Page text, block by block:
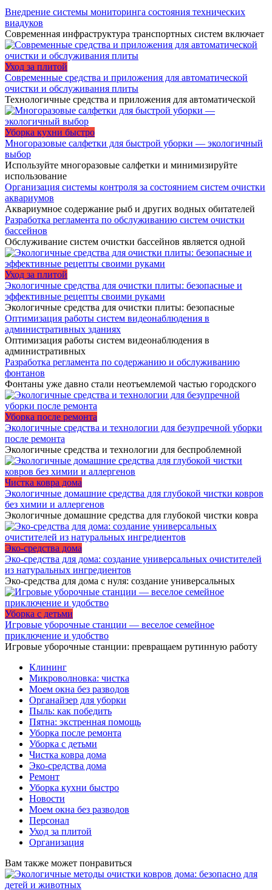
Внедрение системы мониторинга состояния технических
виадуков
Современная инфраструктура транспортных систем включает
Уход за плитой
Современные средства и приложения для автоматической
очистки и обслуживания плиты
Технологичные средства и приложения для автоматической
Уборка кухни быстро
Многоразовые салфетки для быстрой уборки — экологичный
выбор
Используйте многоразовые салфетки и минимизируйте
использование
Организация системы контроля за состоянием систем очистки
аквариумов
Аквариумное содержание рыб и других водных обитателей
Разработка регламента по обслуживанию систем очистки
бассейнов
Обслуживание систем очистки бассейнов является одной
Уход за плитой
Экологичные средства для очистки плиты: безопасные и
эффективные рецепты своими руками
Экологичные средства для очистки плиты: безопасные
Оптимизация работы систем видеонаблюдения в
административных зданиях
Оптимизация работы систем видеонаблюдения в
административных
Разработка регламента по содержанию и обслуживанию
фонтанов
Фонтаны уже давно стали неотъемлемой частью городского
Уборка после ремонта
Экологичные средства и технологии для безупречной уборки
после ремонта
Экологичные средства и технологии для беспроблемной
Чистка ковра дома
Экологичные домашние средства для глубокой чистки ковров
без химии и аллергенов
Экологичные домашние средства для глубокой чистки ковра
Эко-средства дома
Эко-средства для дома: создание универсальных очистителей
из натуральных ингредиентов
Эко-средства для дома с нуля: создание универсальных
Уборка с детьми
Игровые уборочные станции — веселое семейное
приключение и удобство
Игровые уборочные станции: превращаем рутинную работу
Клининг
Микроволновка: чистка
Моем окна без разводов
Органайзер для уборки
Пыль: как победить
Пятна: экстренная помощь
Уборка после ремонта
Уборка с детьми
Чистка ковра дома
Эко-средства дома
Ремонт
Уборка кухни быстро
Новости
Моем окна без разводов
Персонал
Уход за плитой
Организация
Вам также может понравиться